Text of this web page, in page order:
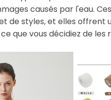
causés par l'eau.
de styles, et elles offrent
que vous décidiez de